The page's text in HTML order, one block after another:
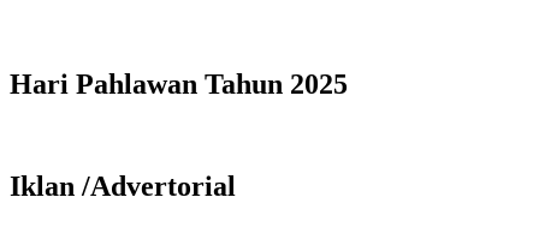
Hari Pahlawan Tahun 2025
Iklan /Advertorial